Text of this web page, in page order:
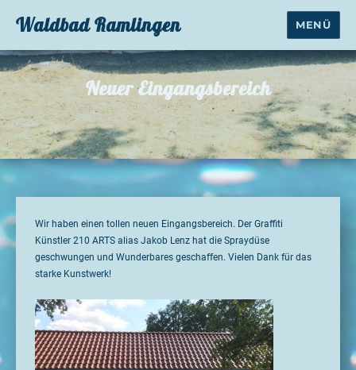
Waldbad Ramlingen MENÜ
Neuer Eingangsbereich
Wir haben einen tollen neuen Eingangsbereich. Der Graffiti
Künstler 210 ARTS alias Jakob Lenz hat die Spraydüse
geschwungen und Wunderbares geschaffen. Vielen Dank für das
starke Kunstwerk!